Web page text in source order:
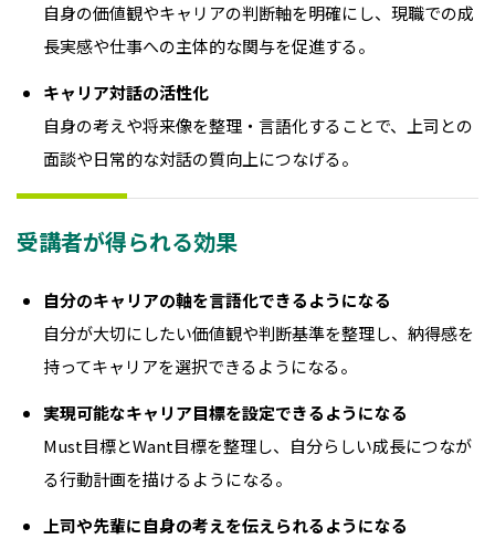
自身の価値観やキャリアの判断軸を明確にし、現職での成
長実感や仕事への主体的な関与を促進する。
キャリア対話の活性化
自身の考えや将来像を整理・言語化することで、上司との
面談や日常的な対話の質向上につなげる。
受講者が得られる効果
自分のキャリアの軸を言語化できるようになる
自分が大切にしたい価値観や判断基準を整理し、納得感を
持ってキャリアを選択できるようになる。
実現可能なキャリア目標を設定できるようになる
Must目標とWant目標を整理し、自分らしい成長につなが
る行動計画を描けるようになる。
上司や先輩に自身の考えを伝えられるようになる